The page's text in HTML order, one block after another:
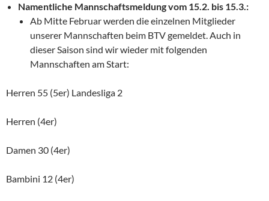
Namentliche Mannschaftsmeldung vom 15.2. bis 15.3.:
Ab Mitte Februar werden die einzelnen Mitglieder
unserer Mannschaften beim BTV gemeldet. Auch in
dieser Saison sind wir wieder mit folgenden
Mannschaften am Start:
Herren 55 (5er) Landesliga 2
Herren (4er)
Damen 30 (4er)
Bambini 12 (4er)